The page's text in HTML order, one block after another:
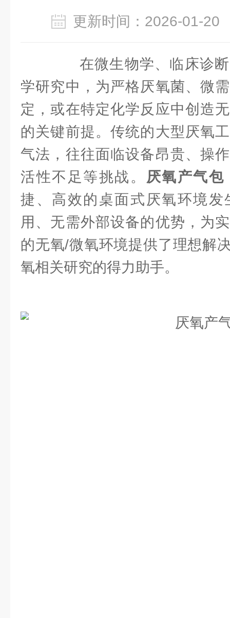
更新时间：2026-01-
在微生物学、临床诊断
学研究中，为严格厌氧菌、微
定，或在特定化学反应中创造
的关键前提。传统的大型厌氧
气法，往往面临设备昂贵、操
活性不足等挑战。
厌氧产气包
捷、高效的桌面式厌氧环境发
用、无需外部设备的优势，为
的无氧/微氧环境提供了理想解
氧相关研究的得力助手。